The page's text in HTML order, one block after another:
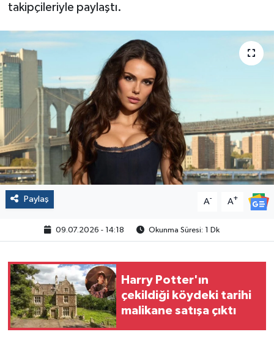
takipçileriyle paylaştı.
Paylaş A- A+
09.07.2026 - 14:18 Okunma Süresi: 1 Dk
Harry Potter'ın
çekildiği köydeki tarihi
malikane satışa çıktı
Kültür - Sanat
Magazin
Politika
Sağlık
Spor
Yaşam
Çalışma Hayatı
Kadın
Yurt
2024 Seçim Sonuçları